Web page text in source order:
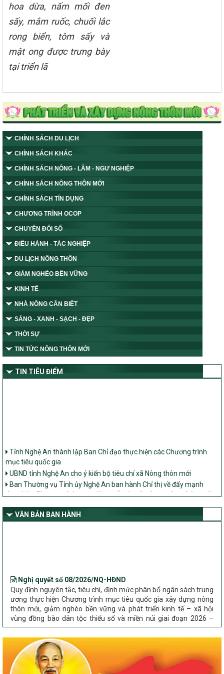
hoa dừa, nấm mối đen
sấy, mắm ruốc, chuối lắc
rong biển, tôm sấy và
mật ong được trưng bày
tại triển lã
CHÍNH SÁCH DU LỊCH
CHÍNH SÁCH KHÁC
CHÍNH SÁCH NÔNG - LÂM - NGƯ NGHIỆP
CHÍNH SÁCH NÔNG THÔN MỚI
CHÍNH SÁCH TÍN DỤNG
CHƯƠNG TRÌNH OCOP
CHUYỂN ĐỔI SỐ
ĐIỀU HÀNH - TÁC NGHIỆP
DU LỊCH NÔNG THÔN
GIẢM NGHÈO BỀN VỮNG
KINH TẾ
NHÀ NÔNG CẦN BIẾT
SÁNG - XANH - SẠCH - ĐẸP
THỜI SỰ
TIN TỨC NÔNG THÔN MỚI
TIN TIÊU ĐIỂM
mục tiêu quốc gia
UBND tỉnh Nghệ An cho ý kiến bộ tiêu chí xã Nông thôn mới
Ban Thường vụ Tỉnh ủy Nghệ An ban hành Chỉ thị về đẩy mạnh
thực hiện Chương trình mục tiêu quốc gia xây dựng nông thôn mới,
giảm nghèo bền vững và phát triển kinh tế – xã hội vùng đồng bào
dân tộc thiểu số và miền núi giai đoạn 2026 – 2030 trên địa bàn tỉnh
Nghệ An
VĂN BẢN BAN HÀNH
Quy định nguyên tắc, tiêu chí, định mức phân bổ ngân sách trung
ương thực hiện Chương trình mục tiêu quốc gia xây dựng nông
thôn mới, giảm nghèo bền vững và phát triển kinh tế – xã hội
vùng đồng bào dân tộc thiểu số và miền núi giai đoạn 2026 –
2030 trên địa bàn tỉnh Nghệ An
về đẩy mạnh thực hiện Chương trình mục tiêu quốc gia xây dựng
nông thôn mới, giảm nghèo bền vững và phát triển kinh tế – xã
hội vùng đồng bào dân tộc thiểu số và miền núi giai đoạn 2026 –
2030 trên địa bàn tỉnh Nghệ An